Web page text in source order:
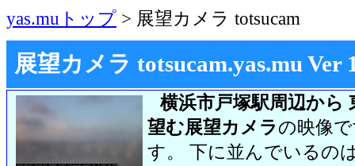
yas.muトップ > 展望カメラ totsucam
展望カメラ totsucam.yas.mu Ver
横浜市戸塚駅周辺から
望む展望カメラの映像
す。 下に並んでいるの